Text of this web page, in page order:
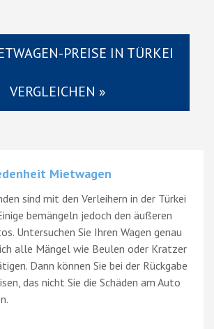
PREISE IN TÜRKEI
VERGLEICHEN »
Mietwagen
sind mit den Verleihern in der Türkei
bemängeln jedoch den äußeren
Untersuchen Sie Ihren Wagen genau
alle Mängel wie Beulen oder Kratzer
Dann können Sie bei der Rückgabe
das nicht Sie die Schäden am Auto